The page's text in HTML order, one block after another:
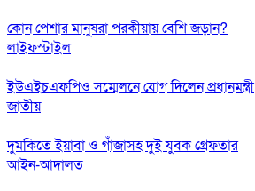
কোন পেশার মানুষরা পরকীয়ায় বেশি জড়ান?
লাইফস্টাইল
ইউএইচএফপিও সম্মেলনে যোগ দিলেন প্রধানমন্ত্রী
জাতীয়
দুমকিতে ইয়াবা ও গাঁজাসহ দুই যুবক গ্রেফতার
আইন-আদালত